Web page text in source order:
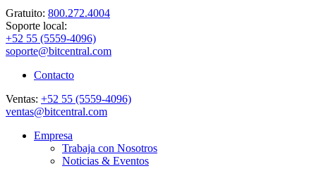
Gratuito: 800.272.4004
Soporte local:
+52 55 (5559-4096)
soporte@bitcentral.com
Contacto
Ventas: +52 55 (5559-4096)
ventas@bitcentral.com
Empresa
Trabaja con Nosotros
Noticias & Eventos